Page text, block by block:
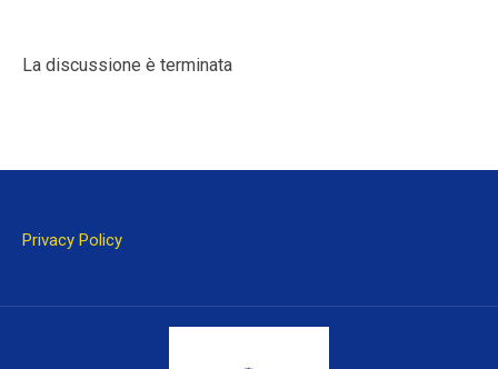
La discussione è terminata
Privacy Policy